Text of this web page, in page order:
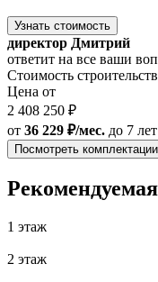
Узнать стоимость
директор Дмитрий
ответит на все ваши
Стоимость
Цена от
2 408 250 ₽
от 36 229 ₽/мес. до 7 лет
Посмотреть
1 этаж
2 этаж